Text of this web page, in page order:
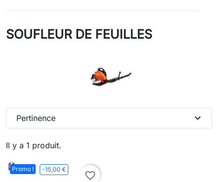
SOUFLEUR DE FEUILLES
Il y a 1 produit.
Pertinence expand_more
Promo ! -15,00 €
favorite_border